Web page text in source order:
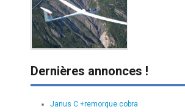
Dernières annonces !
Janus C +remorque cobra